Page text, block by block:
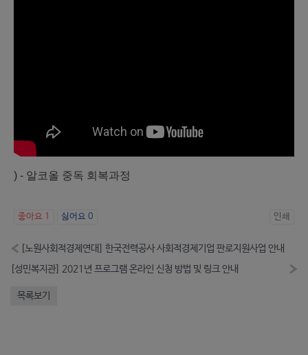
) - 알코올 중독 회복과정
좋아요 1 싫어요 0 인쇄
« [노원사회적경제연대] 한국전력공사 사회적경제기업 판로지원사업 안내
[성민복지관] 2021년 프로그램 온라인 신청 방법 및 링크 안내
»
목록보기